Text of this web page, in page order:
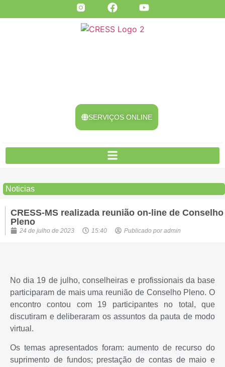
SERVIÇOS ONLINE
Noticias
CRESS-MS realizada reunião on-line de Conselho
Pleno
24 de julho de 2023 15:40 Publicado poradmin
No dia 19 de julho, conselheiras e profissionais da base
participaram de mais uma reunião de Conselho Pleno. O
encontro contou com 19 participantes no total, que
discutiram e deliberaram os assuntos da pauta de modo
virtual.
Os temas apresentados foram: aumento de recurso do
suprimento de fundos; prestação de contas de maio e